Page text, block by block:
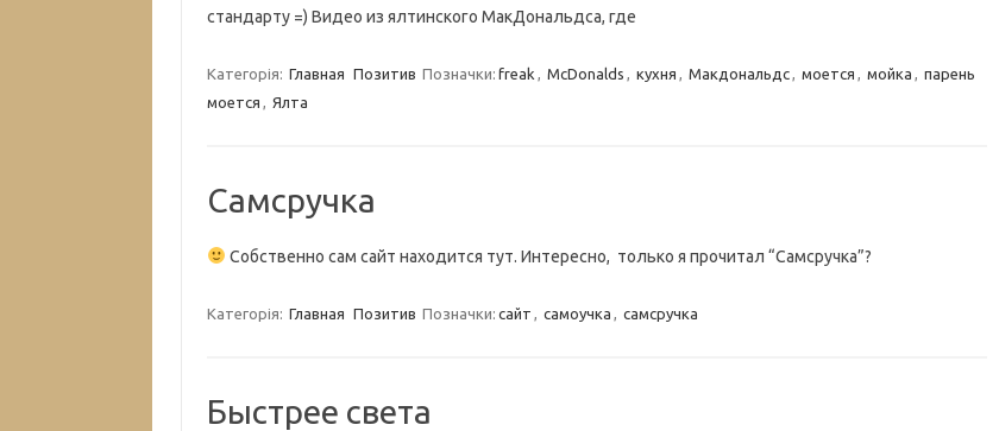
стандарту =) Видео из ялтинского МакДональдса, где
Категорія: Главная Позитив Позначки: freak , McDonalds , кухня , Макдональдс, моется , мойка , парень
моется , Ялта
Самсручка
Собственно сам сайт находится тут. Интересно, только я прочитал “Самсручка”?
Категорія: Главная Позитив Позначки: сайт , самоучка , самсручка
Быстрее света